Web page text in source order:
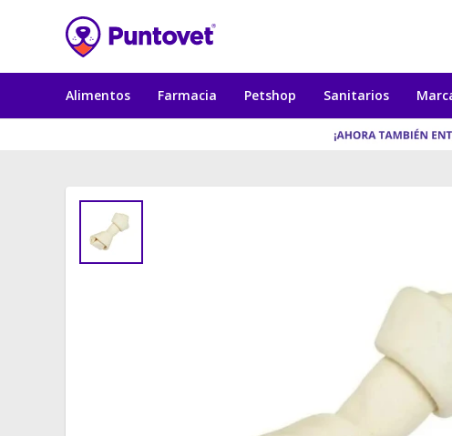
Alimentos Farmacia Petshop Sanitarios